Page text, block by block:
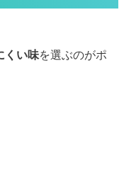
くい味を選ぶのがポ